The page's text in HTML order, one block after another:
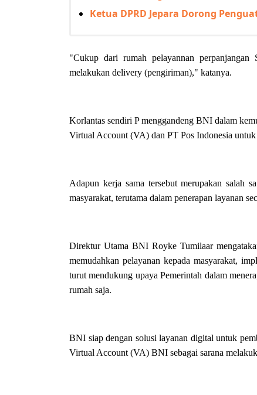
Ketua DPRD Jepara Dorong
"Cukup dari rumah pelayannan
melakukan delivery (pengiriman)," katanya.
Korlantas sendiri P menggandeng BNI dalam
Virtual Account (VA) dan PT Pos Indonesia
Adapun kerja sama tersebut merupakan salah
masyarakat, terutama dalam penerapan layanan
Direktur Utama BNI Royke Tumilaar
memudahkan pelayanan kepada masyarakat,
turut mendukung upaya Pemerintah dalam
rumah saja.
BNI siap dengan solusi layanan digital untuk
Virtual Account (VA) BNI sebagai sarana